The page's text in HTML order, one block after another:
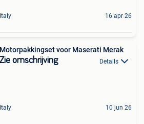
Italy 16 apr 26
Motorpakkingset voor Maserati Merak
Zie omschrijving Details
Italy 10 jun 26